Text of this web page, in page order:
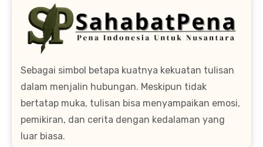
Sebagai simbol betapa kuatnya kekuatan tulisan
dalam menjalin hubungan. Meskipun tidak
bertatap muka, tulisan bisa menyampaikan emosi,
pemikiran, dan cerita dengan kedalaman yang
luar biasa.